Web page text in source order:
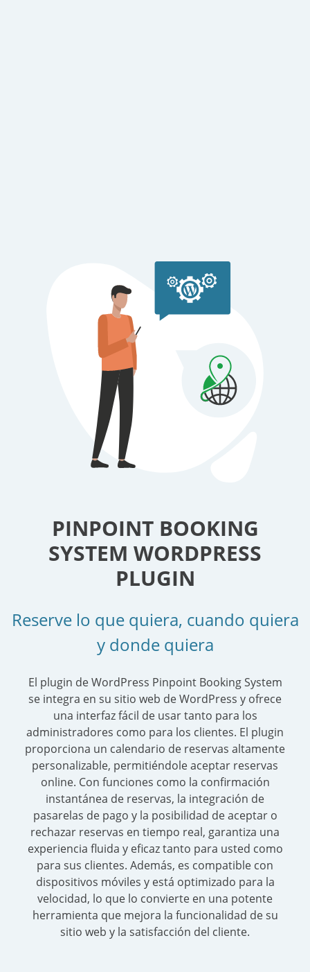
PINPOINT BOOKING
SYSTEM WORDPRESS
PLUGIN
Reserve lo que quiera, cuando quiera
y donde quiera
El plugin de WordPress Pinpoint Booking System
se integra en su sitio web de WordPress y ofrece
una interfaz fácil de usar tanto para los
administradores como para los clientes. El plugin
proporciona un calendario de reservas altamente
personalizable, permitiéndole aceptar reservas
online. Con funciones como la confirmación
instantánea de reservas, la integración de
pasarelas de pago y la posibilidad de aceptar o
rechazar reservas en tiempo real, garantiza una
experiencia fluida y eficaz tanto para usted como
para sus clientes. Además, es compatible con
dispositivos móviles y está optimizado para la
velocidad, lo que lo convierte en una potente
herramienta que mejora la funcionalidad de su
sitio web y la satisfacción del cliente.